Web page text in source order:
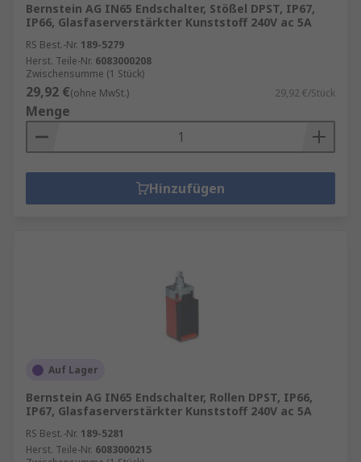
Bernstein AG IN65 Endschalter, Stößel DPST, IP67,
IP66, Glasfaserverstärkter Kunststoff 240V ac 5A
RS Best.-Nr. 189-5279
Herst. Teile-Nr. 6083000208
Zwischensumme (1 Stück)
29,92 €(ohne MwSt.) 29,92 €/Stück
Menge
Hinzufügen
Auf Lager
Bernstein AG IN65 Endschalter, Rollen DPST, IP66,
IP67, Glasfaserverstärkter Kunststoff 240V ac 5A
RS Best.-Nr. 189-5281
Herst. Teile-Nr. 6083000215